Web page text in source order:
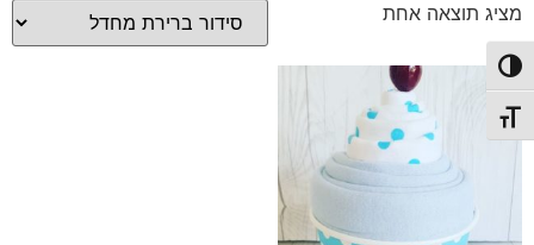
הפעל/כבה ניגודיות גבוהה
מתג גודל גופן
מציג תוצאה אחת